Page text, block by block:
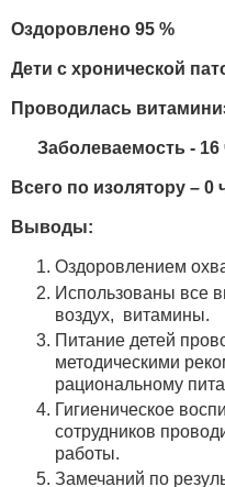
Оздоровлено 95 %
Дети с хронической
Проводилась
Заболеваемость - 16
Всего по изолятору – 0
Выводы:
Оздоровлением
Использованы все
воздух, витамины.
Питание детей
методическими
рациональному
Гигиеническое
сотрудников
работы.
Замечаний по